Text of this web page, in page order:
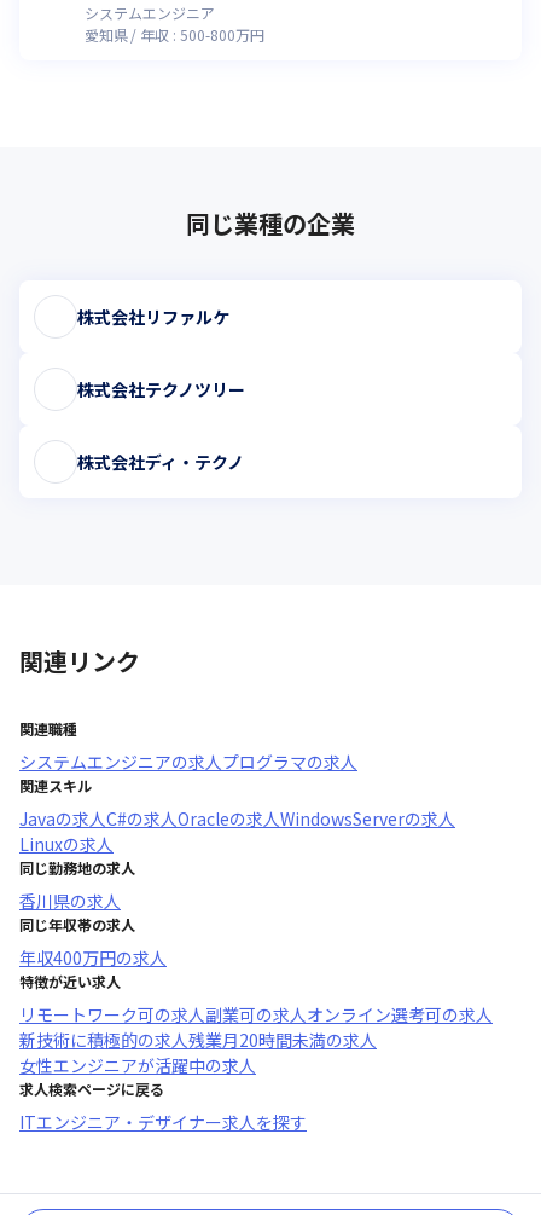
システムエンジニア
愛知県
年収 : 500-800万円
同じ業種の企業
株式会社リファルケ
株式会社テクノツリー
株式会社ディ・テクノ
関連リンク
関連職種
システムエンジニアの求人プログラマの求人
関連スキル
Javaの求人C#の求人Oracleの求人WindowsServerの求人
Linuxの求人
同じ勤務地の求人
香川県の求人
同じ年収帯の求人
年収400万円の求人
特徴が近い求人
リモートワーク可の求人副業可の求人オンライン選考可の求人
新技術に積極的の求人残業月20時間未満の求人
女性エンジニアが活躍中の求人
求人検索ページに戻る
ITエンジニア・デザイナー求人を探す